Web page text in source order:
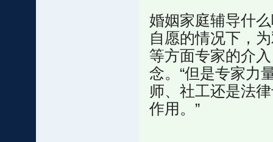
婚姻家庭辅导什
自愿的情况下，
等方面专家的介
念。“但是专家力
师、社工还是法
作用。”